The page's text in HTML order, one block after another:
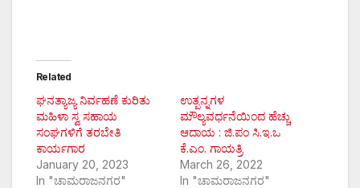
Related
ಘನತ್ಯಾಜ್ಯ ನಿರ್ವಹಣೆ ಕುರಿತು
ಮಹಿಳಾ ಸ್ವ ಸಹಾಯ
ಸಂಘಗಳಿಗೆ ತರಬೇತಿ
ಕಾರ್ಯಗಾರ
January 20, 2023
In "ಚಾಮರಾಜನಗರ"
ಉತ್ಪನ್ನಗಳ
ಮೌಲ್ಯವರ್ಧನೆಯಿಂದ ಹೆಚ್ಚು
ಆದಾಯ : ಜಿ.ಪಂ ಸಿ.ಇ.ಒ
ಕೆ.ಎಂ. ಗಾಯತ್ರಿ
March 26, 2022
In "ಚಾಮರಾಜನಗರ"